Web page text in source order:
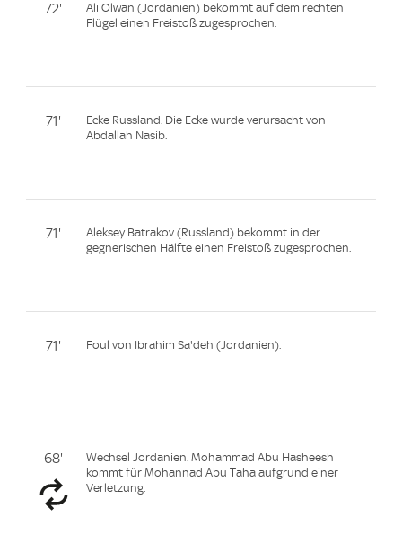
72'
Ali Olwan (Jordanien) bekommt auf dem rechten
Flügel einen Freistoß zugesprochen.
71'
Ecke Russland. Die Ecke wurde verursacht von
Abdallah Nasib.
71'
Aleksey Batrakov (Russland) bekommt in der
gegnerischen Hälfte einen Freistoß zugesprochen.
71' Foul von Ibrahim Sa'deh (Jordanien).
68'
Wechsel Jordanien. Mohammad Abu Hasheesh
kommt für Mohannad Abu Taha aufgrund einer
Verletzung.